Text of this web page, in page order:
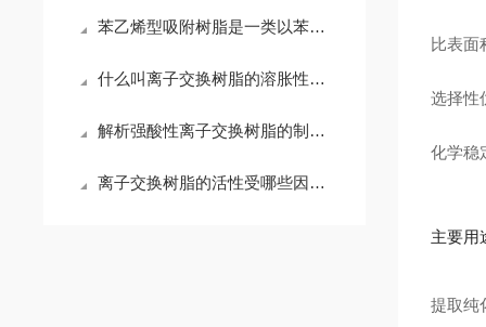
苯乙烯型吸附树脂是一类以苯乙烯-二乙烯苯为骨架的非极性高分子聚合物吸附剂
什么叫离子交换树脂的溶胀性?与什么因素有关?
解析强酸性离子交换树脂的制备、性质及应用领域
离子交换树脂的活性受哪些因素影响？
比表面
选择性
化学稳
主要用
提取纯